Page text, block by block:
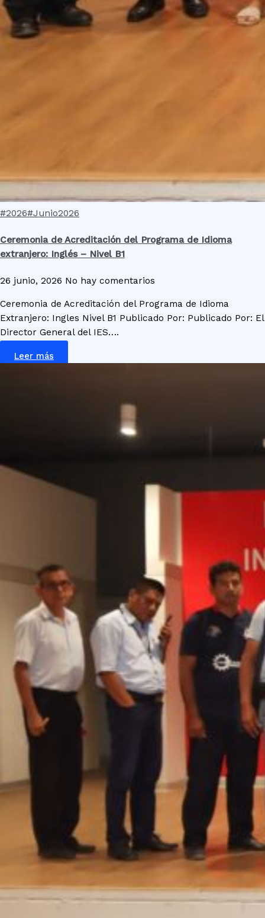
#2026#Junio2026
Ceremonia de Acreditación del Programa de Idioma
extranjero: Inglés – Nivel B1
26 junio, 2026 No hay comentarios
Ceremonia de Acreditación del Programa de Idioma
Extranjero: Ingles Nivel B1 Publicado Por: Publicado Por: El
Director General del IES….
Leer más